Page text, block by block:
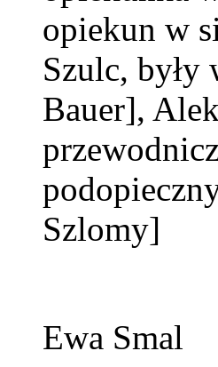
opiekun w
Szulc, były
Bauer],
Szlomy]
Ewa Smal